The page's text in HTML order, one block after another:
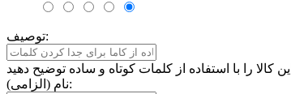
توصیف:
نام (الزامی):